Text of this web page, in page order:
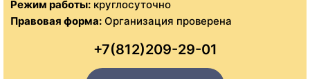
Режим работы: круглосуточно
Правовая форма: Организация проверена
+7(812)209-29-01